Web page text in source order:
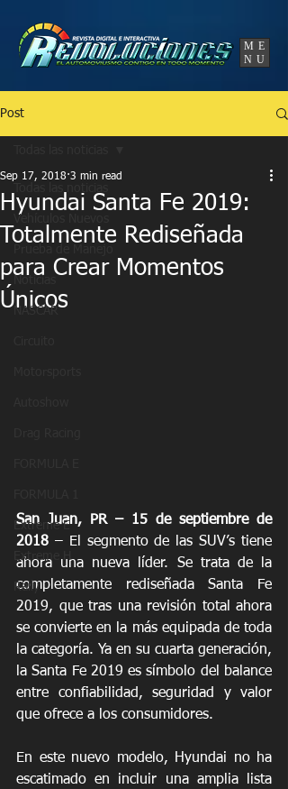
ME
NU
Post
NASCAR
Extreme E
Extreme H
Rally
Hyundai Santa Fe 2019:
Totalmente Rediseñada
para Crear Momentos
Únicos
Sep 17, 2018 3 min read
San Juan, PR – 15 de septiembre de
2018 – El segmento de las SUV’s tiene
ahora una nueva líder. Se trata de la
completamente rediseñada Santa Fe
2019, que tras una revisión total ahora
se convierte en la más equipada de toda
la categoría. Ya en su cuarta generación,
la Santa Fe 2019 es símbolo del balance
entre confiabilidad, seguridad y valor
que ofrece a los consumidores.
En este nuevo modelo, Hyundai no ha
escatimado en incluir una amplia lista